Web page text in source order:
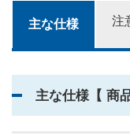
5カ月
6カ月
主な仕様 注
主な仕様【 商